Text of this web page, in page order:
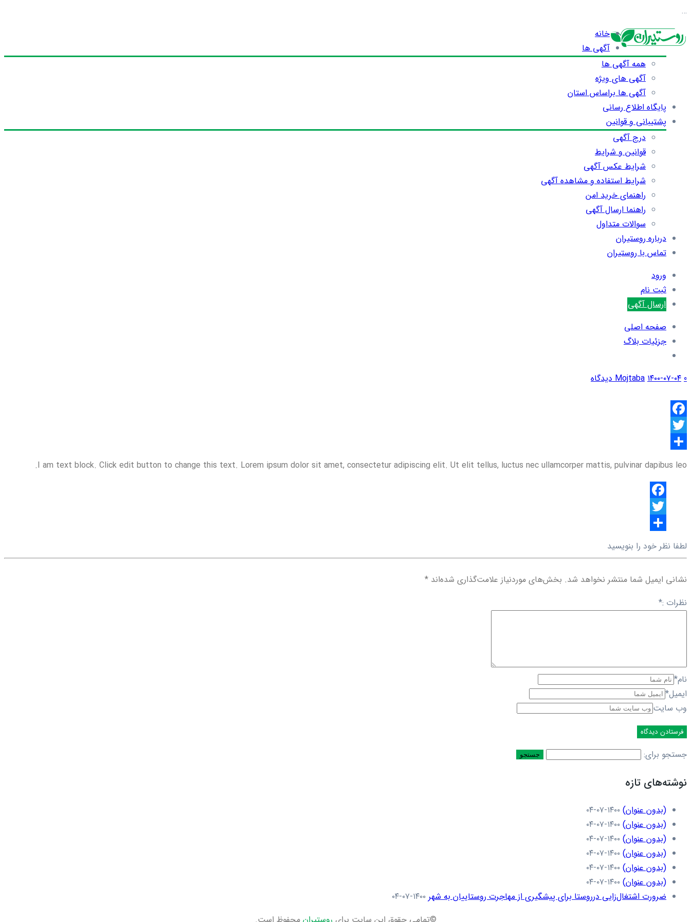
…
خانه
آگهی ها
همه آگهی ها
آگهی های ویژه
آگهی ها براساس استان
پایگاه اطلاع رسانی
پشتیبانی و قوانین
درج آگهی
قوانین و شرایط
شرایط عکس آگهی
شرایط استفاده و مشاهده آگهی
راهنمای خرید امن
راهنما ارسال آگهی
سوالات متداول
درباره روستیران
تماس با روستیران
ورود
ثبت نام
ارسال آگهی
صفحه اصلی
جزئیات بلاگ
Mojtaba ۱۴۰۰-۰۷-۰۴ 0 دیدگاه
Facebook
Twitter
I am text block. Click edit button to change this text. Lorem ipsum dolor sit amet, consectetur adipiscing elit. Ut elit tellus, luctus nec ullamcorper mattis, pulvinar dapibus leo.
Facebook
Twitter
گذاری
لطفا نظر خود را بنویسید
نشانی ایمیل شما منتشر نخواهد شد. بخش‌های موردنیاز علامت‌گذاری شده‌اند *
نظرات :*
نام*
ایمیل*
وب سایت
جستجو برای:
نوشته‌های تازه
(بدون عنوان) ۱۴۰۰-۰۷-۰۴
(بدون عنوان) ۱۴۰۰-۰۷-۰۴
(بدون عنوان) ۱۴۰۰-۰۷-۰۴
(بدون عنوان) ۱۴۰۰-۰۷-۰۴
(بدون عنوان) ۱۴۰۰-۰۷-۰۴
(بدون عنوان) ۱۴۰۰-۰۷-۰۴
ضرورت اشتغال‌زایی درروستا برای پیشگیری از مهاجرت روستاییان به شهر ۱۴۰۰-۰۷-۰۴